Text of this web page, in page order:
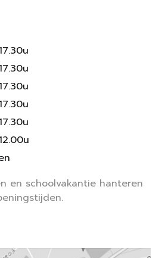
en schoolvakantie hanteren